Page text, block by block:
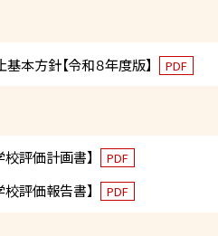
本方針【令和８年度版】 PDF
評価計画書】 PDF
評価報告書】 PDF